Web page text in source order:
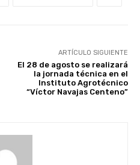
ARTÍCULO SIGUIENTE
El 28 de agosto se realizará
la jornada técnica en el
Instituto Agrotécnico
“Víctor Navajas Centeno”